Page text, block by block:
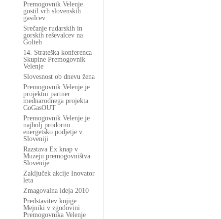
Premogovnik Velenje
gostil vrh slovenskih
gasilcev
Srečanje rudarskih in
gorskih reševalcev na
Golteh
14. Strateška konferenca
Skupine Premogovnik
Velenje
Slovesnost ob dnevu žena
Premogovnik Velenje je
projektni partner
mednarodnega projekta
CoGasOUT
Premogovnik Velenje je
najbolj prodorno
energetsko podjetje v
Sloveniji
Razstava Ex knap v
Muzeju premogovništva
Slovenije
Zaključek akcije Inovator
leta
Zmagovalna ideja 2010
Predstavitev knjige
Mejniki v zgodovini
Premogovnika Velenje